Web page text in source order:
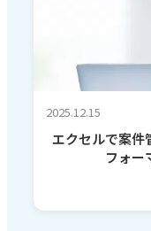
2025.12.15
エクセルで案件
フォー